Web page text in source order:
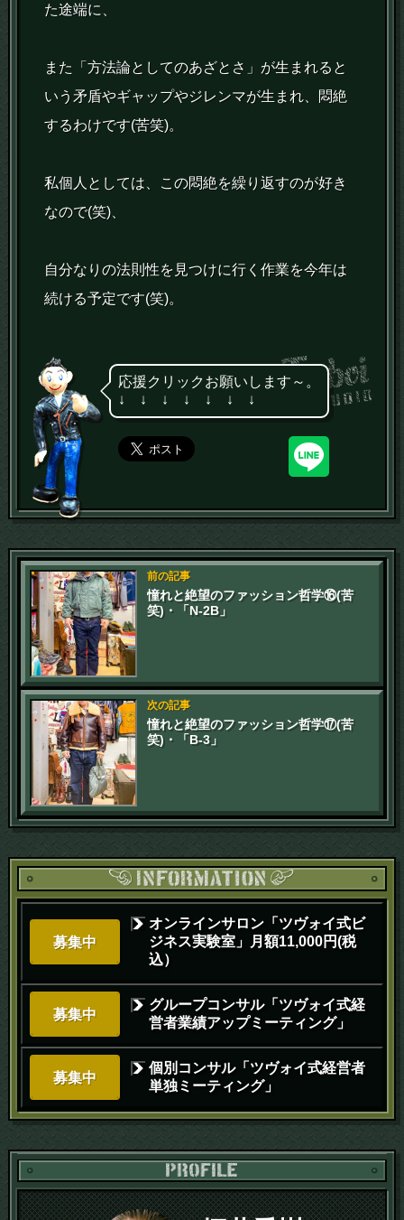
た途端に、
また「方法論としてのあざとさ」が生まれると
いう矛盾やギャップやジレンマが生まれ、悶絶
するわけです(苦笑)。
私個人としては、この悶絶を繰り返すのが好き
なので(笑)、
自分なりの法則性を見つけに行く作業を今年は
続ける予定です(笑)。
応援クリックお願いします～。
↓ ↓ ↓ ↓ ↓ ↓ ↓
前の記事
憧れと絶望のファッション哲学⑯(苦
笑)・「N-2B」
次の記事
憧れと絶望のファッション哲学⑰(苦
笑)・「B-3」
募集中
オンラインサロン「ツヴォイ式ビ
ジネス実験室」月額11,000円(税
込）
募集中
グループコンサル「ツヴォイ式経
営者業績アップミーティング」
募集中
個別コンサル「ツヴォイ式経営者
単独ミーティング」